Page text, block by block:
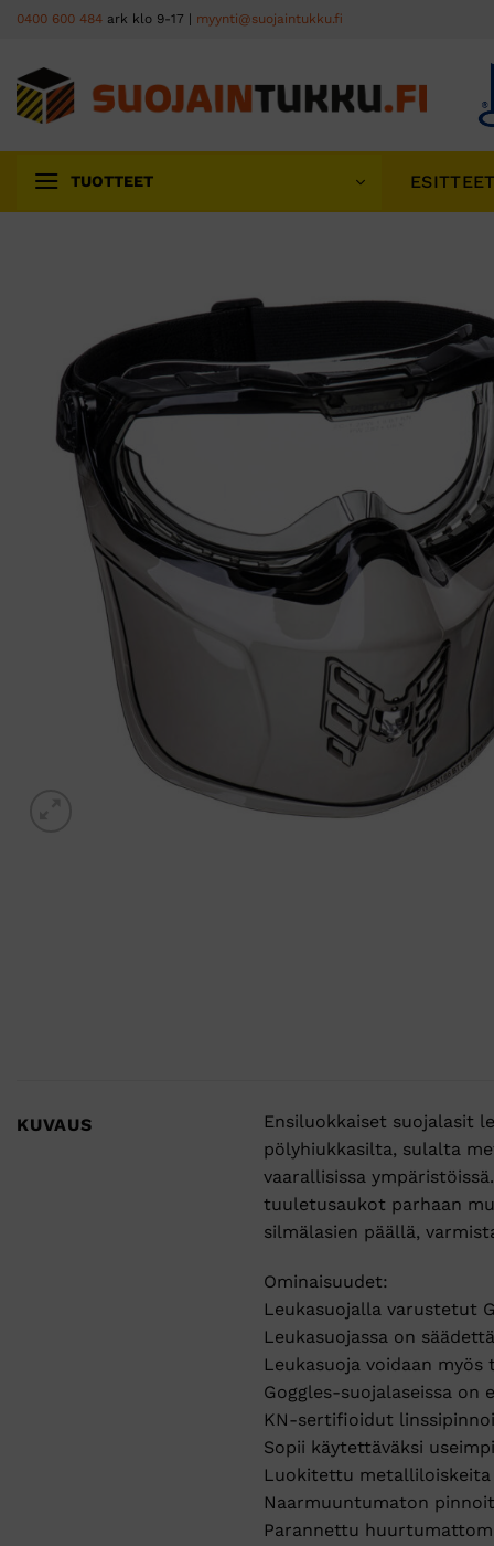
Skip
content
0400 600 484 ark klo 9-17 | myynti@suojaintukku.fi
TUOTTEET
KUVAUS
Ensiluokkaiset suojalasit
pölyhiukkasilta, sulalta
vaarallisissa
tuuletusaukot parhaan
silmälasien päällä,
Ominaisuudet:
Leukasuojalla varustetut
Leukasuojassa on
Leukasuoja voidaan
Goggles-suojalaseissa
KN-sertifioidut
Sopii käytettäväksi
Luokitettu metalliloiskeita
Naarmuuntumaton
Parannettu